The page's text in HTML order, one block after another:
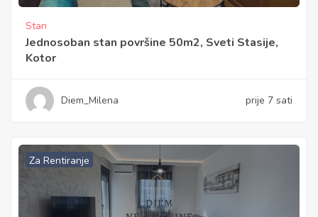
Stan
Jednosoban stan površine 50m2, Sveti Stasije,
Kotor
Diem_Milena prije 7 sati
Za Rentiranje